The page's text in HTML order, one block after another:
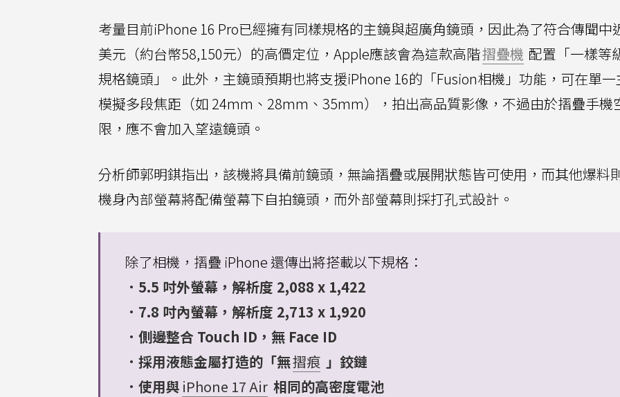
考量目前iPhone 16 Pro已經擁有同樣規格的主鏡與超廣角鏡頭，因此為了符合傳聞中
美元（約台幣58,150元）的高價定位，Apple應該會為這款高階摺疊機 配置「一樣等
規格鏡頭」。此外，主鏡頭預期也將支援iPhone 16的「Fusion相機」功能，可在單
模擬多段焦距（如 24mm、28mm、35mm），拍出高品質影像，不過由於摺疊手機
限，應不會加入望遠鏡頭。
分析師郭明錤指出，該機將具備前鏡頭，無論摺疊或展開狀態皆可使用，而其他爆料
機身內部螢幕將配備螢幕下自拍鏡頭，而外部螢幕則採打孔式設計。
除了相機，摺疊 iPhone 還傳出將搭載以下規格：
．5.5 吋外螢幕，解析度 2,088 x 1,422
．7.8 吋內螢幕，解析度 2,713 x 1,920
．側邊整合 Touch ID，無 Face ID
．採用液態金屬打造的「無摺痕 」鉸鏈
．使用與 iPhone 17 Air 相同的高密度電池